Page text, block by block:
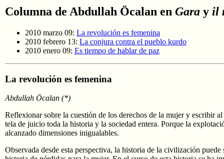
Columna de Abdullah Öcalan en Gara y il
2010 marzo 09: La revolución es femenina
2010 febrero 13: La conjura contra el pueblo kurdo
2010 enero 09: Es tiempo de hablar de paz
La revolución es femenina
Abdullah Öcalan (*)
Reflexionar sobre la cuestión de los derechos de la mujer y escribir
tela de juicio toda la historia y la sociedad entera. Porque la
alcanzado dimensiones inigualables.
Observada desde esta perspectiva, la historia de la civilización